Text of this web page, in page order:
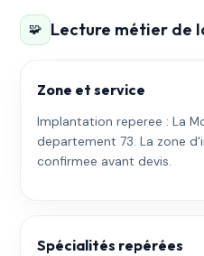
🧩 Lecture métier de
Zone et service
Implantation reperee : La
departement 73. La zone
confirmee avant devis.
Spécialités repérées